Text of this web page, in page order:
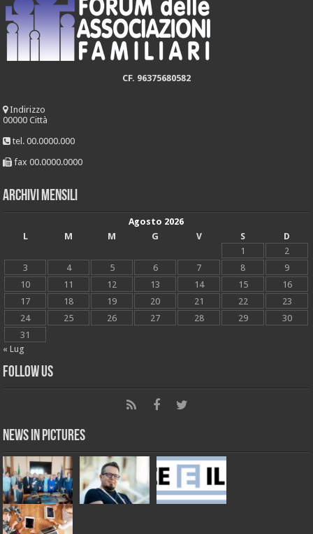
CF. 96375680582
Indirizzo
00000 Città
tel. 00.0000.000
fax 00.0000.0000
Archivi mensili
Agosto 2026
L
M M G V S
D
1
2
3
4 5 6 7 8
9
10
11 12 13 14 15
16
17
18 19 20 21 22
23
24
25 26 27 28 29
30
31
« Lug
Follow Us
News in Pictures